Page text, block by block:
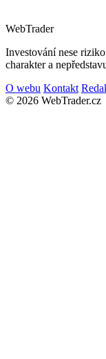
WebTrader
Investování nese
charakter a
O webu Kontakt
© 2026 WebTrader.cz